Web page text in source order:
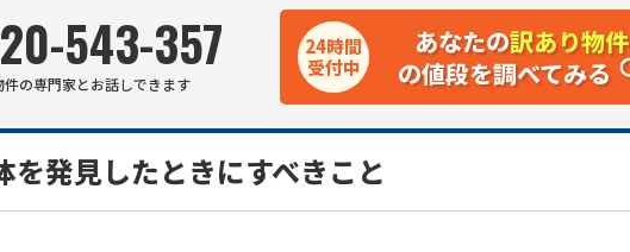
543-357
件の専門家とお話しできます
あなたの訳あり物件
の値段を調べてみる
24時間
受付中
を発見したときにすべきこと